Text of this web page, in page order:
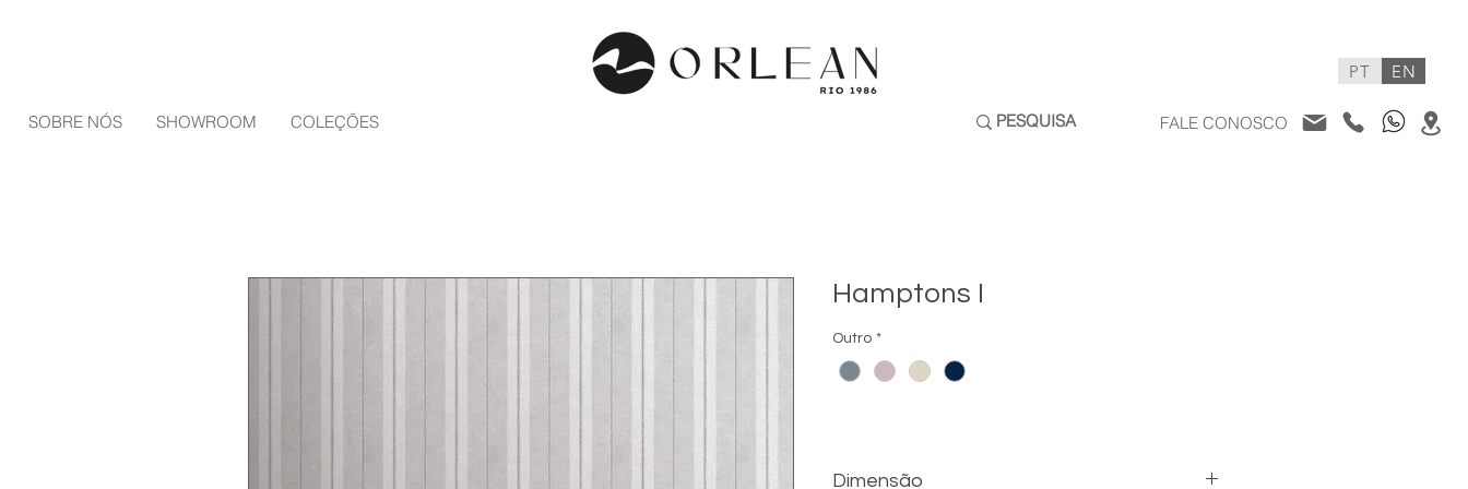
SOBRE NÓS SHOWROOM COLEÇÕES
PT EN
FALE CONOSCO
Hamptons I
Outro *
Dimensão